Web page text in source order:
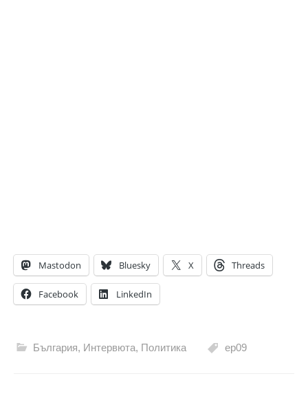
Mastodon Bluesky X Threads
Facebook LinkedIn
България, Интервюта, Политика ep09